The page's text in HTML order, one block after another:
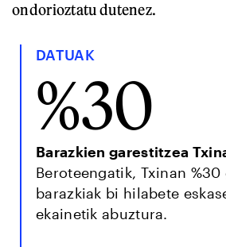
ondorioztatu dutenez.
DATUAK
%30
Barazkien garestitzea
Beroteengatik, Txinan
barazkiak bi hilabete
ekainetik abuztura.